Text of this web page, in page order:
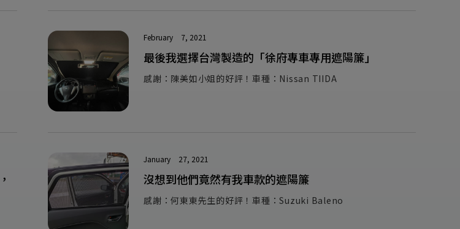
February 7, 2021
最後我選擇台灣製造的「徐府專車專用遮陽簾」
感謝：陳美如小姐的好評！車種：Nissan TIIDA
January 27, 2021
沒想到他們竟然有我車款的遮陽簾
感謝：何東東先生的好評！車種：Suzuki Baleno